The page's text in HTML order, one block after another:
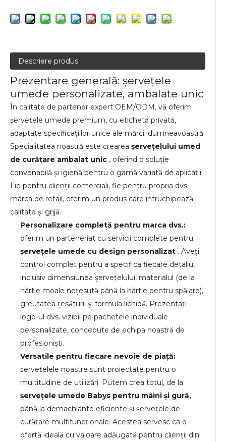
Descriere produs
Prezentare generală: șervețele
umede personalizate, ambalate unic
În calitate de partener expert OEM/ODM, vă oferim
șervețele umede premium, cu etichetă privată,
adaptate specificațiilor unice ale mărcii dumneavoastră.
Specialitatea noastră este crearea șervețelului umed
de curățare ambalat unic , oferind o soluție
convenabilă și igienă pentru o gamă variată de aplicații.
Fie pentru clienții comerciali, fie pentru propria dvs.
marca de retail, oferim un produs care întruchipează
calitate și grijă.
Personalizare completă pentru marca dvs.:
oferim un parteneriat cu servicii complete pentru
șervețele umede cu design personalizat . Aveți
control complet pentru a specifica fiecare detaliu,
inclusiv dimensiunea șervețelului, materialul (de la
hârtie moale nețesută până la hârtie pentru spălare),
greutatea țesăturii și formula lichidă. Prezentați
logo-ul dvs. vizibil pe pachetele individuale
personalizate, concepute de echipa noastră de
profesioniști.
Versatile pentru fiecare nevoie de piață:
șervețelele noastre sunt proiectate pentru o
multitudine de utilizări. Putem crea totul, de la
șervețele umede Babys pentru mâini și gură,
până la demachiante eficiente și șervețele de
curățare multifuncționale. Acestea servesc ca o
ofertă ideală cu valoare adăugată pentru clienții din